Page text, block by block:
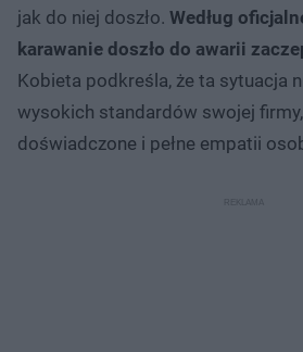
jak do niej doszło. Według
karawanie doszło do awarii
Kobieta podkreśla, że ta sytuacja
wysokich standardów swojej
doświadczone i pełne empatii